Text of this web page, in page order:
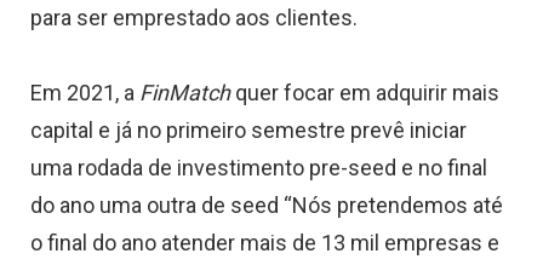
para ser emprestado aos clientes.
Em 2021, a FinMatchquer focar em adquirir mais
capital e já no primeiro semestre prevê iniciar
uma rodada de investimento pre-seed e no final
do ano uma outra de seed “Nós pretendemos até
o final do ano atender mais de 13 mil empresas e